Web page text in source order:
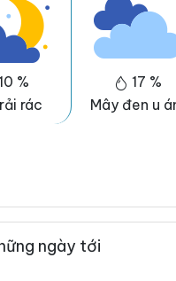
%
rác
17 %
Mây đen u
ngày tới